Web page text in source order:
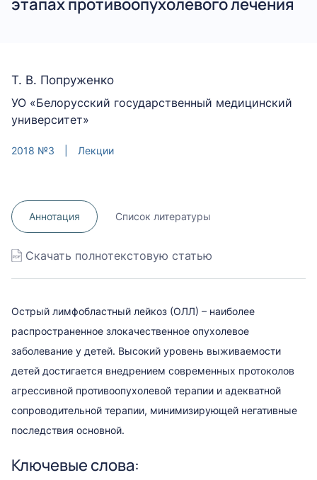
Т. В. Попруженко
УО «Белорусский государственный медицинский
университет»
2018 №3 Лекции
Аннотация Список литературы
Скачать полнотекстовую статью
Острый лимфобластный лейкоз (ОЛЛ) – наиболее
распространенное злокачественное опухолевое
заболевание у детей. Высокий уровень выживаемости
детей достигается внедрением современных протоколов
агрессивной противоопухолевой терапии и адекватной
сопроводительной терапии, минимизирующей негативные
последствия основной.
Ключевые слова: